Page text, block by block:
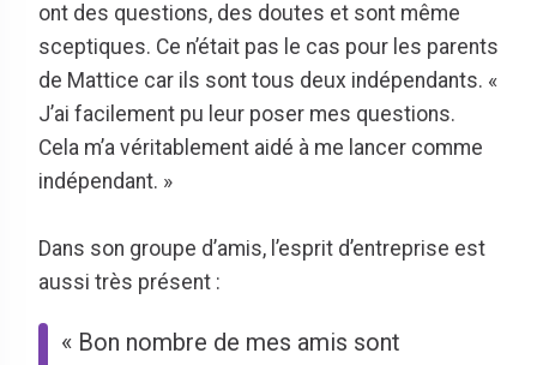
ont des questions, des doutes et sont même
sceptiques. Ce n’était pas le cas pour les parents
de Mattice car ils sont tous deux indépendants. «
J’ai facilement pu leur poser mes questions.
Cela m’a véritablement aidé à me lancer comme
indépendant. »
Dans son groupe d’amis, l’esprit d’entreprise est
aussi très présent :
« Bon nombre de mes amis sont